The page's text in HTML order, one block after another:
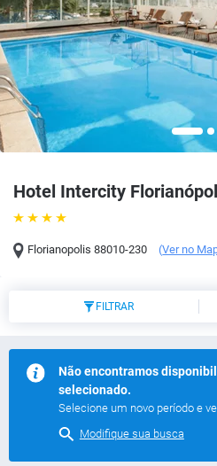
Hotel Intercity
Florianopolis 88010-230 (Ver no
FILTRAR
Não encontramos
selecionado.
Selecione um novo período e
Modifique sua busca